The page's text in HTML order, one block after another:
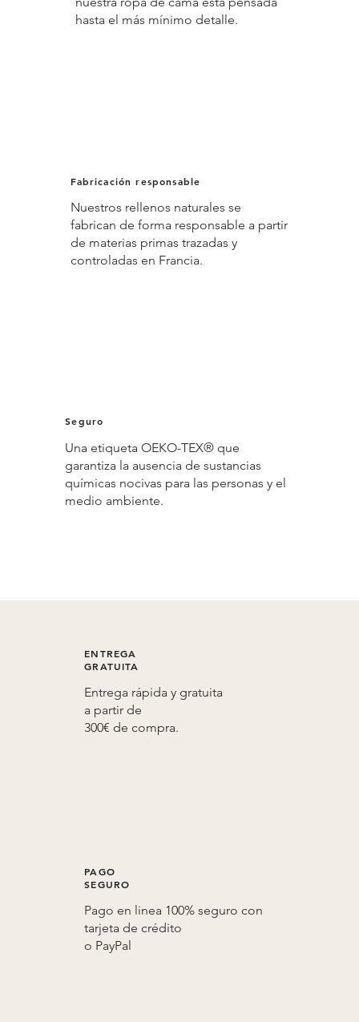
hasta el más mínimo detalle.
Fabricación responsable
Nuestros rellenos naturales se
fabrican de forma responsable a partir
de materias primas trazadas y
controladas en Francia.
Seguro
Una etiqueta OEKO-TEX® que
garantiza la ausencia de sustancias
químicas nocivas para las personas y el
medio ambiente.
ENTREGA
GRATUITA
Entrega rápida y gratuita
a partir de
300€ de compra.
PAGO
SEGURO
Pago en linea 100% seguro con
tarjeta de crédito
o PayPal